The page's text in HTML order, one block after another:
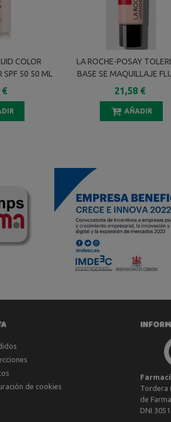
COLOR
SPF 50 50 ML
€
LA ROCHE-POSAY
BASE SE MAQUILLAJE
CORRECTORA DE ALTA
COBERTURA N13 30ML
21,58 €
AÑADIR
de cookies
Tordera
de
DNI